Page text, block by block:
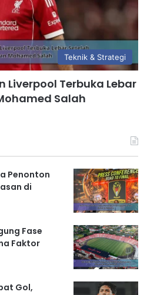
Teknik & Strategi
Liverpool Terbuka Lebar
Salah
Penonton
di
Fase
Faktor
Gol,